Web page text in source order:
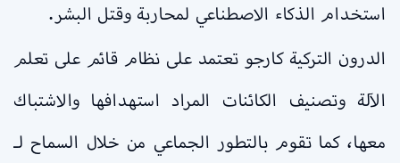
استخدام الذكاء الاصطناعي لمحاربة وقتل البشر.
الدرون التركية كارجو تعتمد على نظام قائم على تعلم
الآلة وتصنيف الكائنات المراد استهدافها والاشتباك
معها، كما تقوم بالتطور الجماعي من خلال السماح لـ